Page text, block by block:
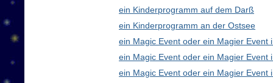
ein Kinderprogramm auf dem Darß
ein Kinderprogramm an der Ostsee
ein Magic Event oder ein Magier Event
ein Magic Event oder ein Magier Event
ein Magic Event oder ein Magier Event